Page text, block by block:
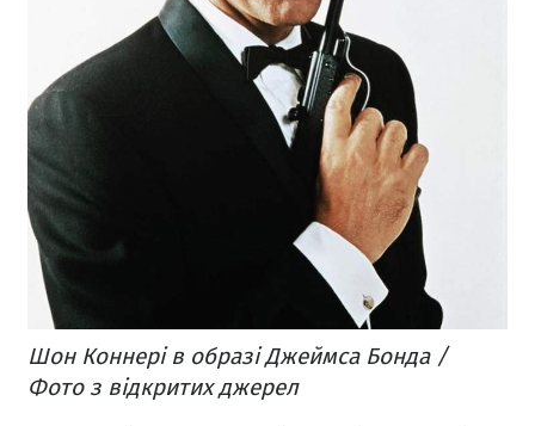
Шон Коннері в образі Джеймса Бонда /
Фото з відкритих джерел